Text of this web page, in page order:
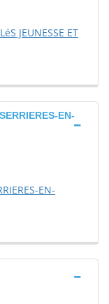
JEUNESSE ET
EN-
EN-